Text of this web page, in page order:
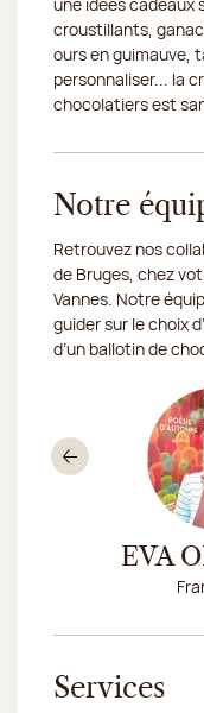
croustillants,
ours en guimauve,
personnaliser... la
chocolatiers est
Notre
Retrouvez nos
de Bruges, chez
Vannes. Notre
guider sur le choix
d’un ballotin de
EVA
Services